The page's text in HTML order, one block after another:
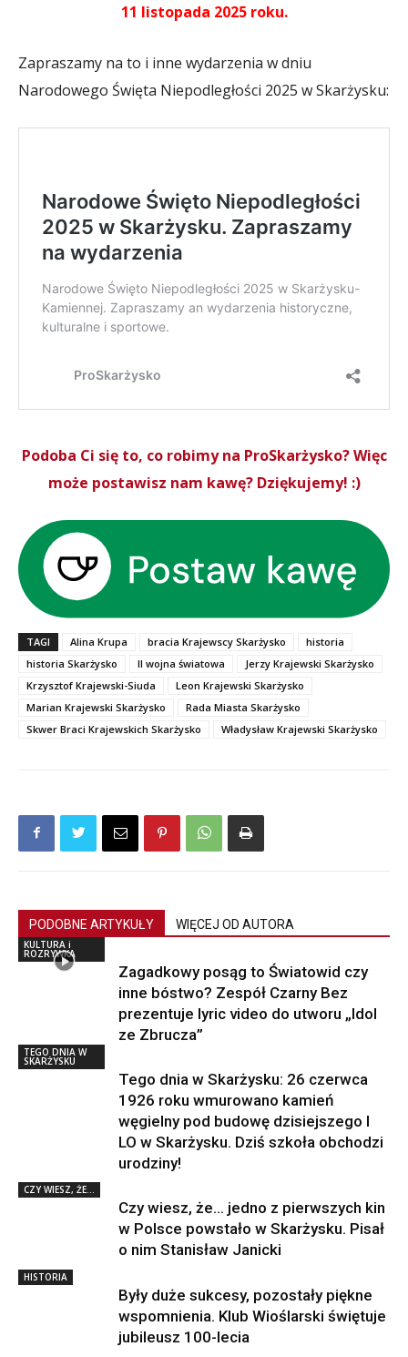
11 listopada 2025 roku.
Zapraszamy na to i inne wydarzenia w dniu
Narodowego Święta Niepodległości 2025 w Skarżysku:
Podoba Ci się to, co robimy na ProSkarżysko? Więc
może postawisz nam kawę? Dziękujemy! :)
TAGI Alina Krupa bracia Krajewscy Skarżysko
historia
historia Skarżysko
II wojna światowa
Jerzy Krajewski Skarżysko
Krzysztof Krajewski-Siuda
Leon Krajewski Skarżysko
Marian Krajewski Skarżysko
Rada Miasta Skarżysko
Skwer Braci Krajewskich Skarżysko
Władysław Krajewski Skarżysko
PODOBNE ARTYKUŁY WIĘCEJ OD AUTORA
KULTURA i
ROZRYWKA
Zagadkowy posąg to Światowid czy
inne bóstwo? Zespół Czarny Bez
prezentuje lyric video do utworu „Idol
ze Zbrucza”
TEGO DNIA W
SKARŻYSKU
Tego dnia w Skarżysku: 26 czerwca
1926 roku wmurowano kamień
węgielny pod budowę dzisiejszego I
LO w Skarżysku. Dziś szkoła obchodzi
urodziny!
CZY WIESZ, ŻE...
Czy wiesz, że… jedno z pierwszych kin
w Polsce powstało w Skarżysku. Pisał
o nim Stanisław Janicki
HISTORIA
Były duże sukcesy, pozostały piękne
wspomnienia. Klub Wioślarski świętuje
jubileusz 100-lecia